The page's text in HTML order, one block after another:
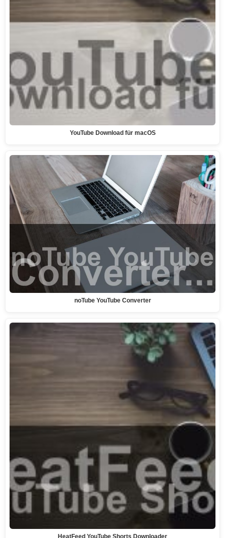
YouTube Download für macOS
noTube YouTube Converter
HeatFeed YouTube Shorts Downloader